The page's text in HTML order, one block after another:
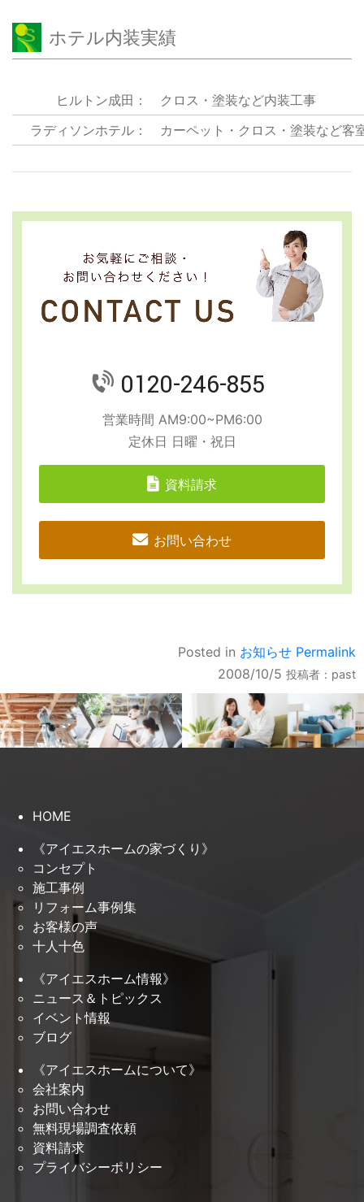
ホテル内装実績
ヒルトン成田：
クロス・塗装など内装工事
ラディソンホテル：
カーペット・クロス・塗装など客
0120-246-855
営業時間 AM9:00~PM6:00
定休日 日曜・祝日
資料請求
お問い合わせ
Posted in お知らせ Permalink
2008/10/5 投稿者： past
HOME
《アイエスホームの家づくり》
コンセプト
施工事例
リフォーム事例集
お客様の声
十人十色
《アイエスホーム情報》
ニュース＆トピックス
イベント情報
ブログ
《アイエスホームについて》
会社案内
お問い合わせ
無料現場調査依頼
資料請求
プライバシーポリシー